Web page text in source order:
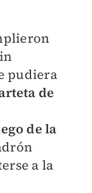
pudiera
de
de la
a la